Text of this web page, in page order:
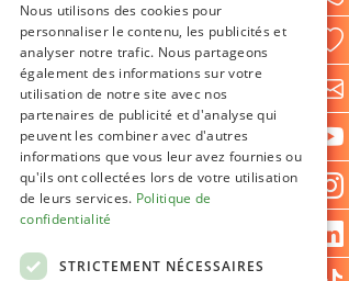
Nous utilisons des cookies pour
personnaliser le contenu, les publicités et
analyser notre trafic. Nous partageons
également des informations sur votre
utilisation de notre site avec nos
partenaires de publicité et d'analyse qui
peuvent les combiner avec d'autres
informations que vous leur avez fournies ou
qu'ils ont collectées lors de votre utilisation
de leurs services. Politique de
confidentialité
STRICTEMENT NÉCESSAIRES